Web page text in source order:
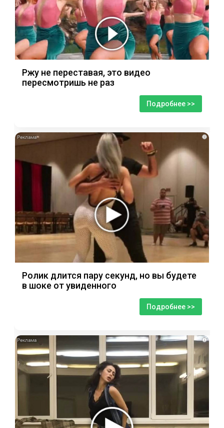
Ржу не переставая, это видео
пересмотришь не раз
Подробнее >>
i
Ролик длится пару секунд, но вы будете
в шоке от увиденного
Подробнее >>
i